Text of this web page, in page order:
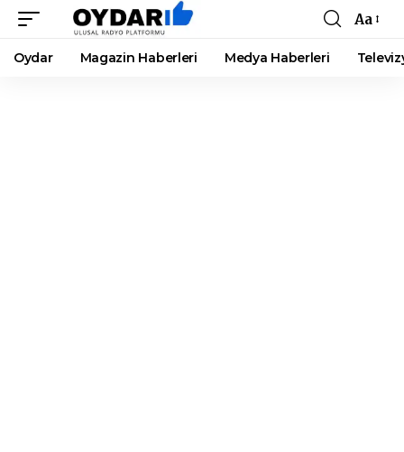
Font
Resizer
Aa
Oydar Magazin Haberleri Medya Haberleri